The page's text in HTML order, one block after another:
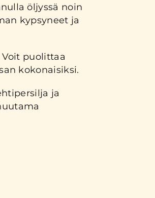
öljyssä noin
kypsyneet ja
puolittaa
kokonaisiksi.
ja